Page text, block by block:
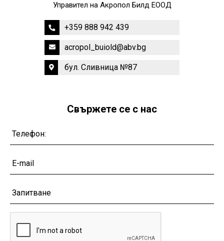
Управител на Акропол Билд ЕООД
+359 888 942 439
acropol_buiold@abv.bg
бул. Сливница №87
Свържете се с нас